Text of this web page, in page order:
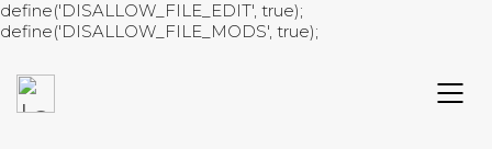
define('DISALLOW_FILE_EDIT', true);
define('DISALLOW_FILE_MODS', true);